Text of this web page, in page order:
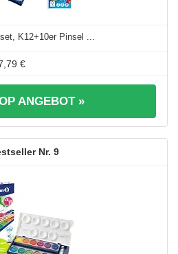
K12+10er Pinsel ...
€
ANGEBOT »
9